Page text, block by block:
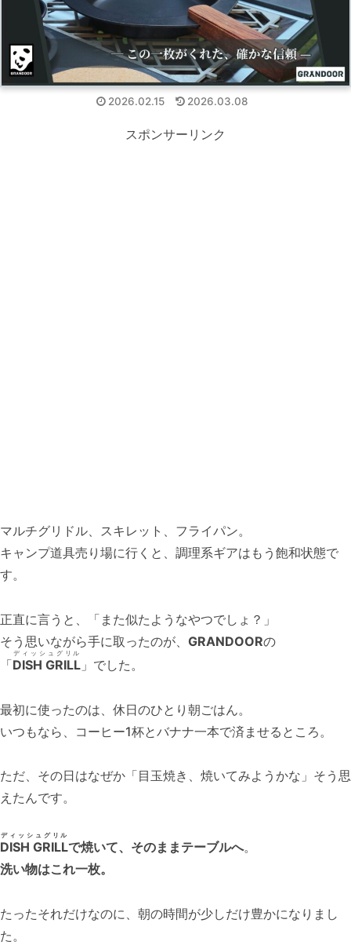
2026.02.15 2026.03.08
スポンサーリンク
マルチグリドル、スキレット、フライパン。
キャンプ道具売り場に行くと、調理系ギアはもう飽和状態で
す。
正直に言うと、「また似たようなやつでしょ？」
そう思いながら手に取ったのが、 GRANDOORの
「DISH GRILL
ディッシュグリル
」でした。
最初に使ったのは、休日のひとり朝ごはん。
いつもなら、コーヒー1杯とバナナ一本で済ませるところ。
ただ、その日はなぜか「目玉焼き、焼いてみようかな」そう思
えたんです。
DISH GRILL
ディッシュグリル
で焼いて、そのままテーブルへ。
洗い物はこれ一枚。
たったそれだけなのに、朝の時間が少しだけ豊かになりまし
た。